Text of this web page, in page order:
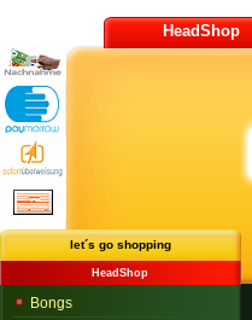
let´s go shopping
HeadShop
Bongs
HeadShop